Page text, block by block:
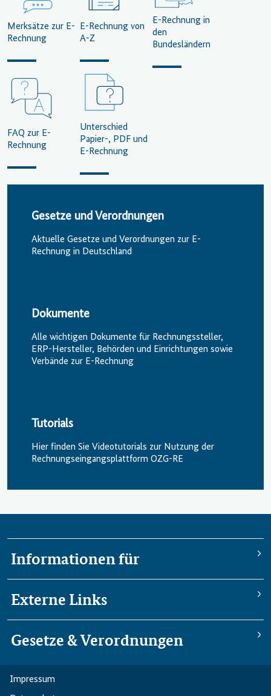
Merksätze zur E-
Rechnung
E-Rechnung von
A-Z
E-Rechnung in
den
Bundesländern
FAQ zur E-
Rechnung
Unterschied
Papier-, PDF und
E-Rechnung
Gesetze und Verordnungen
Aktuelle Gesetze und Verordnungen zur E-
Rechnung in Deutschland
Dokumente
Alle wichtigen Dokumente für Rechnungssteller,
ERP-Hersteller, Behörden und Einrichtungen sowie
Verbände zur E-Rechnung
Tutorials
Hier finden Sie Videotutorials zur Nutzung der
Rechnungs­eingangs­plattform OZG-RE
Informationen für
Externe Links
Gesetze & Verordnungen
Impressum